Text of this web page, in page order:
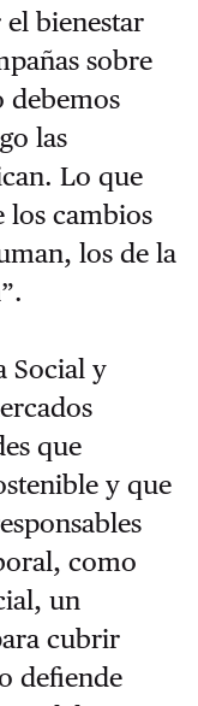
bienestar
sobre
debemos
las
Lo que
los cambios
los de la
Social y
que
y que
como
un
cubrir
defiende